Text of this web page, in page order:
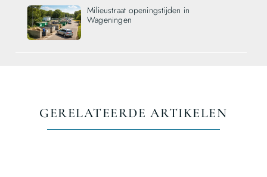
Milieustraat openingstijden in
Wageningen
GERELATEERDE ARTIKELEN